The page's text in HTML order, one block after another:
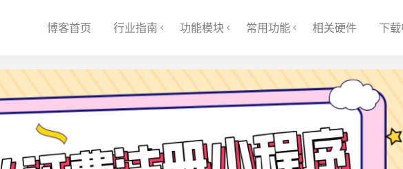
博客首页 行业指南 功能模块 常用功能 相关硬件 下